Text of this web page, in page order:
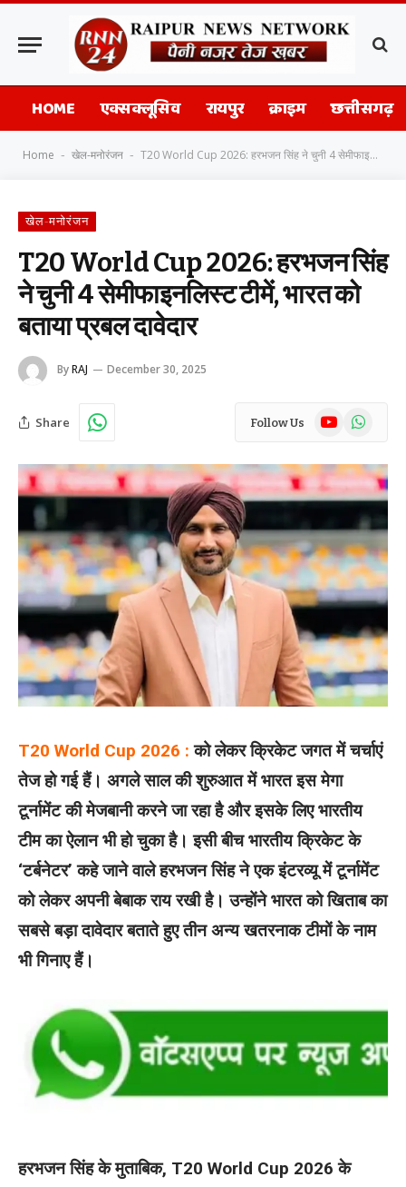
HOME एक्सक्लूसिव रायपुर क्राइम छत्तीसगढ़
Home - खेल-मनोरंजन - T20 World Cup 2026: हरभजन सिंह ने चुनी 4 सेमीफाइनलिस्ट टीमें, भारत को बताया प्रबल दावेदार
खेल-मनोरंजन
T20 World Cup 2026: हरभजन सिंह
ने चुनी 4 सेमीफाइनलिस्ट टीमें, भारत को
बताया प्रबल दावेदार
ByRAJ December 30, 2025
Share Follow Us YouTubeWhatsApp
T20 World Cup 2026 : को लेकर क्रिकेट जगत में चर्चाएं
तेज हो गई हैं। अगले साल की शुरुआत में भारत इस मेगा
टूर्नामेंट की मेजबानी करने जा रहा है और इसके लिए भारतीय
टीम का ऐलान भी हो चुका है। इसी बीच भारतीय क्रिकेट के
‘टर्बनेटर’ कहे जाने वाले हरभजन सिंह ने एक इंटरव्यू में टूर्नामेंट
को लेकर अपनी बेबाक राय रखी है। उन्होंने भारत को खिताब का
सबसे बड़ा दावेदार बताते हुए तीन अन्य खतरनाक टीमों के नाम
भी गिनाए हैं।
हरभजन सिंह के मुताबिक, T20 World Cup 2026 के